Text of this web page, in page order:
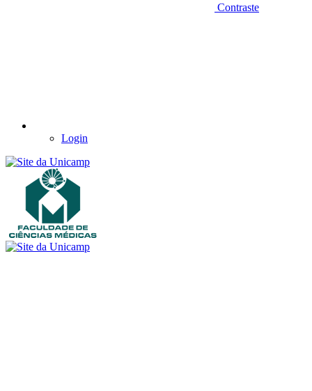
Contraste
Login